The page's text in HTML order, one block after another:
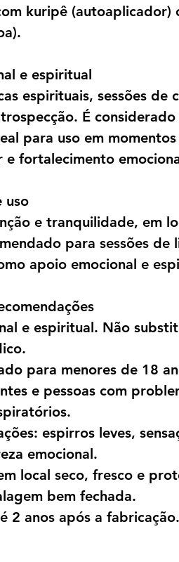
kuripê (autoaplicador)
e espiritual
espirituais, sessões de
É
para uso em
e fortalecimento
uso
e tranquilidade, em
para sessões de
apoio emocional e
e espiritual. Não
para menores de 18
e pessoas com
espirros leves,
emocional.
local seco, fresco e
bem fechada.
2 anos após a fabricação.